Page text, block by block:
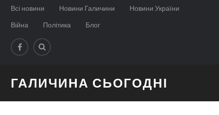
Всі новини Новини Галичини
Новини України
Війна
Політика Блог
ГАЛИЧИНА СЬОГОДНІ